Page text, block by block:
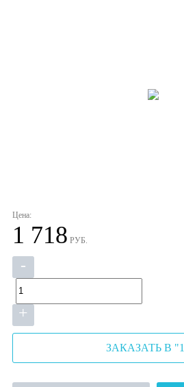
Цена:
1 718 РУБ.
-
+
ЗАКАЗАТЬ В